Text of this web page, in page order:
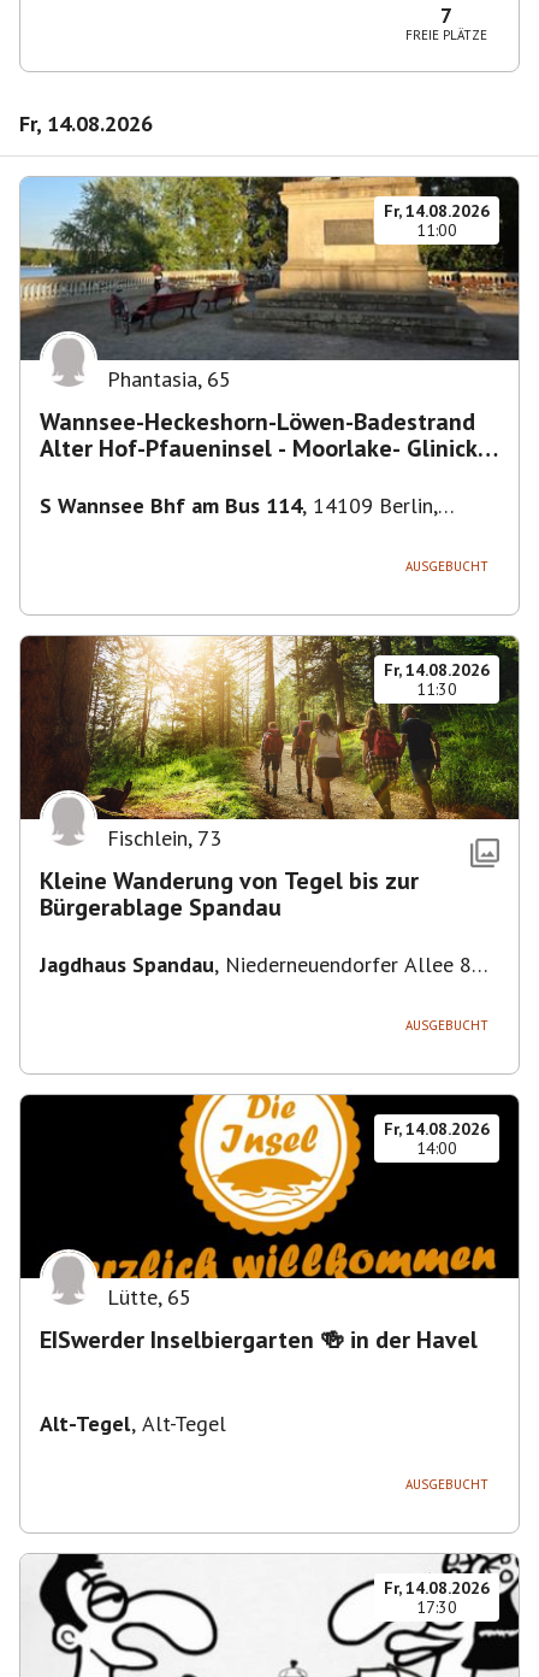
7
FREIE PLÄTZE
Fr, 14.08.2026
Fr, 14.08.2026
11:00
Phantasia, 65
Wannsee-Heckeshorn-Löwen-Badestrand
Alter Hof-Pfaueninsel - Moorlake- Glinicker
S Wannsee Bhf am Bus 114, 14109 Berlin,
AUSGEBUCHT
Fr, 14.08.2026
11:30
Fischlein, 73
Kleine Wanderung von Tegel bis zur
Bürgerablage Spandau
Jagdhaus Spandau, Niederneuendorfer Allee 80,
AUSGEBUCHT
Fr, 14.08.2026
14:00
Lütte, 65
EISwerder Inselbiergarten 🍻 in der Havel
Alt-Tegel, Alt-Tegel
AUSGEBUCHT
Fr, 14.08.2026
17:30